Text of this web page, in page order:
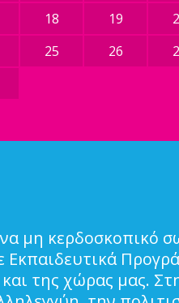
18 19
25 26
μη κερδοσκοπικό
της χώρας μας.